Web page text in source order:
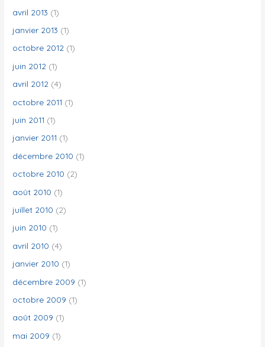
avril 2013 (1)
janvier 2013 (1)
octobre 2012 (1)
juin 2012 (1)
avril 2012 (4)
octobre 2011 (1)
juin 2011 (1)
janvier 2011 (1)
décembre 2010 (1)
octobre 2010 (2)
août 2010 (1)
juillet 2010 (2)
juin 2010 (1)
avril 2010 (4)
janvier 2010 (1)
décembre 2009 (1)
octobre 2009 (1)
août 2009 (1)
mai 2009 (1)